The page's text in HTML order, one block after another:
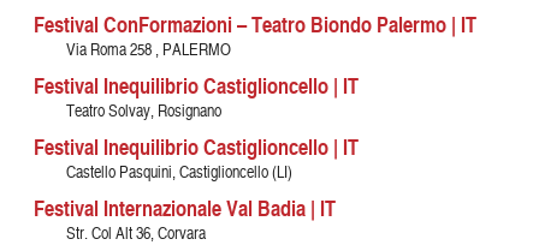
Festival ConFormazioni – Teatro Biondo Palermo | IT
Via Roma 258 , PALERMO
Festival Inequilibrio Castiglioncello | IT
Teatro Solvay, Rosignano
Festival Inequilibrio Castiglioncello | IT
Castello Pasquini, Castiglioncello (LI)
Festival Internazionale Val Badia | IT
Str. Col Alt 36, Corvara